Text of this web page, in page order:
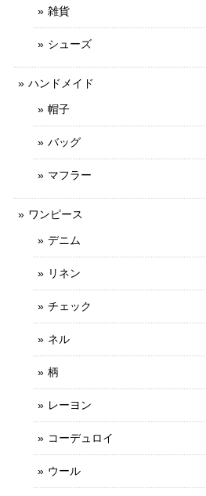
雑貨
シューズ
ハンドメイド
帽子
バッグ
マフラー
ワンピース
デニム
リネン
チェック
ネル
柄
レーヨン
コーデュロイ
ウール